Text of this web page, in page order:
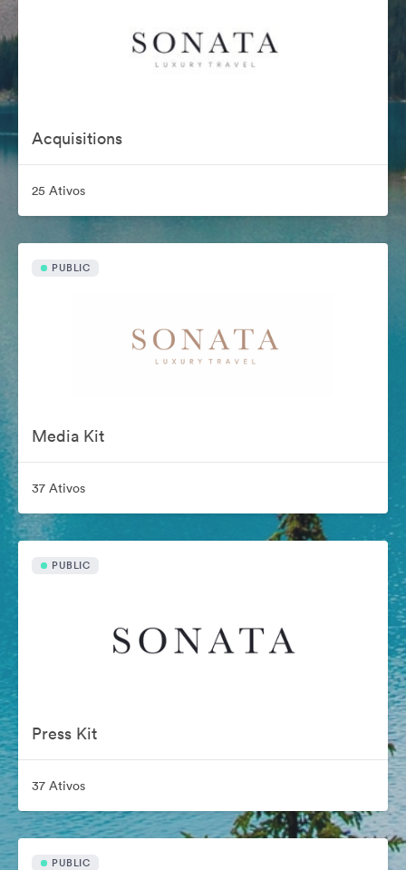
Acquisitions
25 Ativos
PUBLIC
Media Kit
37 Ativos
PUBLIC
Press Kit
37 Ativos
PUBLIC